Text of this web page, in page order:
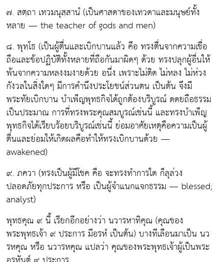
๗. สตฺถา เทวมนุสฺสานํ(เป็นศาสดาของเทวดาและมนุษย์ทั้ง
หลาย — the teacher of gods and men)
๘. พุทฺโธ (เป็นผู้ตื่นและเบิกบานแล้ว คือ ทรงตื่นจากความเชื่อ
ถือและข้อปฏิบัติทั้งหลายที่ถือกันมาผิดๆ ด้วย ทรงปลุกผู้อื่นให้
พ้นจากความหลงงมงายด้วย อนึ่ง เพราะไม่ติด ไม่หลง ไม่ห่วง
กังวลในสิ่งใดๆ มีการคำนึงประโยชน์ส่วนตน เป็นต้น จึงมี
พระทัยเบิกบาน บำเพ็ญพุทธกิจได้ถูกต้องบริบูรณ์ ดดยถือธรรม
เป็นประมาณ การที่ทรงพระคุณสมบูรณ์เช่นนี้ และทรงบำเพ็ญ
พุทธกิจได้เรียบร้อยบริบูรณ์เช่นนี้ ย่อมอาศัยเหตุคือความเป็นผู้
ตื่นและย่อมให้เกิดผลคือทำให้ทรงเบิกบานด้วย —
awakened)
๙. ภควา (ทรงเป็นผู้มีโชค คือ จะทรงทำการใด ก็ลุล่วง
ปลอดภัยทุกประการ หรือ เป็นผู้จำแนกแจกธรรม — blessed;
analyst)
พุทธคุณ ๙ นี้ เรียกอีกอย่างว่า นวารหาทิคุณ (คุณของ
พระพุทธเจ้า ๙ ประการ มีอรหํ เป็นต้น) บางทีเลือนมาเป็น นว
รหคุณ หรือ นวารหคุณ แปลว่า คุณของพระพุทธเจ้าผู้เป็นพระ